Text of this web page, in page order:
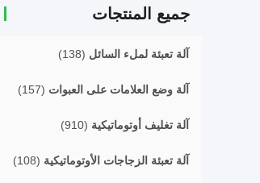
جميع المنتجات
آلة تعبئة لملء السائل (138)
آلة وضع العلامات على العبوات (157)
آلة تغليف أوتوماتيكية (910)
آلة تعبئة الزجاجات الأوتوماتيكية (108)